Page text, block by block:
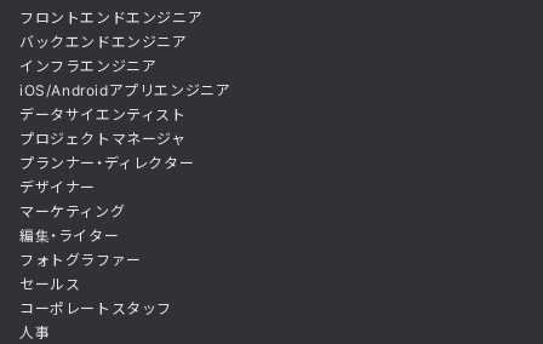
フロントエンドエンジニア
バックエンドエンジニア
インフラエンジニア
iOS/Androidアプリエンジニア
データサイエンティスト
プロジェクトマネージャ
プランナー・ディレクター
デザイナー
マーケティング
編集・ライター
フォトグラファー
セールス
コーポレートスタッフ
人事